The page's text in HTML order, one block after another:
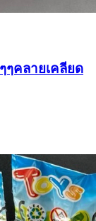
ๆคลายเคลียด